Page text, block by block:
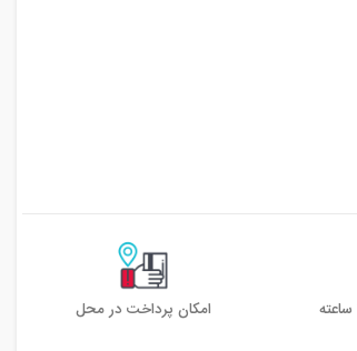
امکان پرداخت در محل